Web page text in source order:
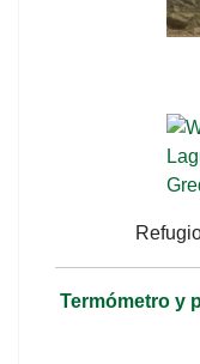
Termómetro y